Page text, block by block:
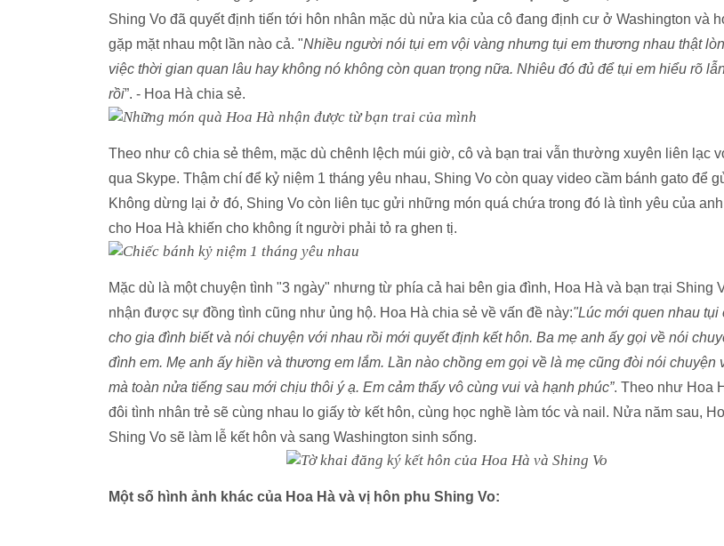
Shing Vo đã quyết định tiến tới hôn nhân mặc dù nửa kia của cô đang định cư ở Washington và
gặp mặt nhau một lần nào cả. "Nhiều người nói tụi em vội vàng nhưng tụi em thương nhau thật
việc thời gian quan lâu hay không nó không còn quan trọng nữa. Nhiêu đó đủ để tụi em hiểu rõ
rồi”. - Hoa Hà chia sẻ.
Theo như cô chia sẻ thêm, mặc dù chênh lệch múi giờ, cô và bạn trai vẫn thường xuyên liên lạc
qua Skype. Thậm chí để kỷ niệm 1 tháng yêu nhau, Shing Vo còn quay video cầm bánh gato để
Không dừng lại ở đó, Shing Vo còn liên tục gửi những món quá chứa trong đó là tình yêu của
cho Hoa Hà khiến cho không ít người phải tỏ ra ghen tị.
Mặc dù là một chuyện tình "3 ngày" nhưng từ phía cả hai bên gia đình, Hoa Hà và bạn trại Shing
nhận được sự đồng tình cũng như ủng hộ. Hoa Hà chia sẻ về vấn đề này:"Lúc mới quen nhau tụi
cho gia đình biết và nói chuyện với nhau rồi mới quyết định kết hôn. Ba mẹ anh ấy gọi về nói
đình em. Mẹ anh ấy hiền và thương em lắm. Lần nào chồng em gọi về là mẹ cũng đòi nói chuyện
mà toàn nửa tiếng sau mới chịu thôi ý ạ. Em cảm thấy vô cùng vui và hạnh phúc”. Theo như Hoa
đôi tình nhân trẻ sẽ cùng nhau lo giấy tờ kết hôn, cùng học nghề làm tóc và nail. Nửa năm sau,
Shing Vo sẽ làm lễ kết hôn và sang Washington sinh sống.
Một số hình ảnh khác của Hoa Hà và vị hôn phu Shing Vo: